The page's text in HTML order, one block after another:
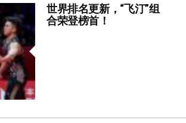
世界排名更新，“飞汀”组
合荣登榜首！